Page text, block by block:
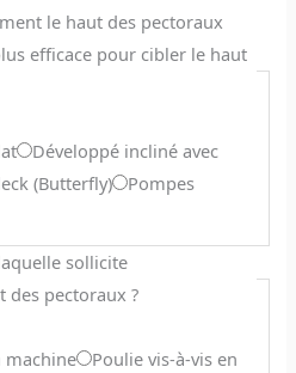
le haut des pectoraux
efficace pour cibler le haut
Développé incliné avec
(Butterfly)
Pompes
sollicite
des pectoraux ?
machine
Poulie vis-à-vis en